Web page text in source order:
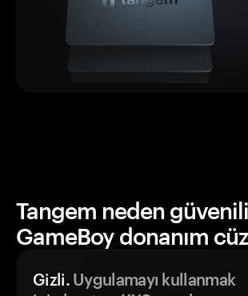
Tangem neden
GameBoy donanım
Gizli.Uygulamayı kullanmak